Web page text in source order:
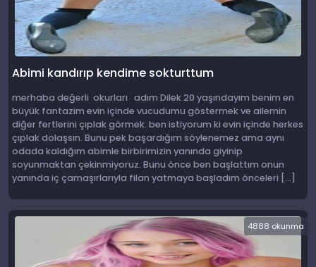
Abimi kandırıp kendime sokturttum
merhaba değerli okurları adım Dilek 20 yaşındayım benim en
büyük fantazim evin içinde vucudumu göstermek ve ailemin
diğer fertlerini çıplak görmek. ben istiyorum ki evin içinde herkes
çıplak dolaşsın. Bunu pek başardığım söylenemez ama aynı
odada kaldığım abimle birbirimizin yanında giyinip
soyunmaktan çekinmiyoruz. Bunu önce ben başlattım onun
yanında iç çamaşırlarıyla filan yatmaya başladım önceleri […]
4888 okunma